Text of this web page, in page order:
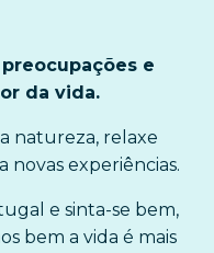
e
da vida.
natureza, relaxe
novas experiências.
e sinta-se bem,
bem a vida é mais